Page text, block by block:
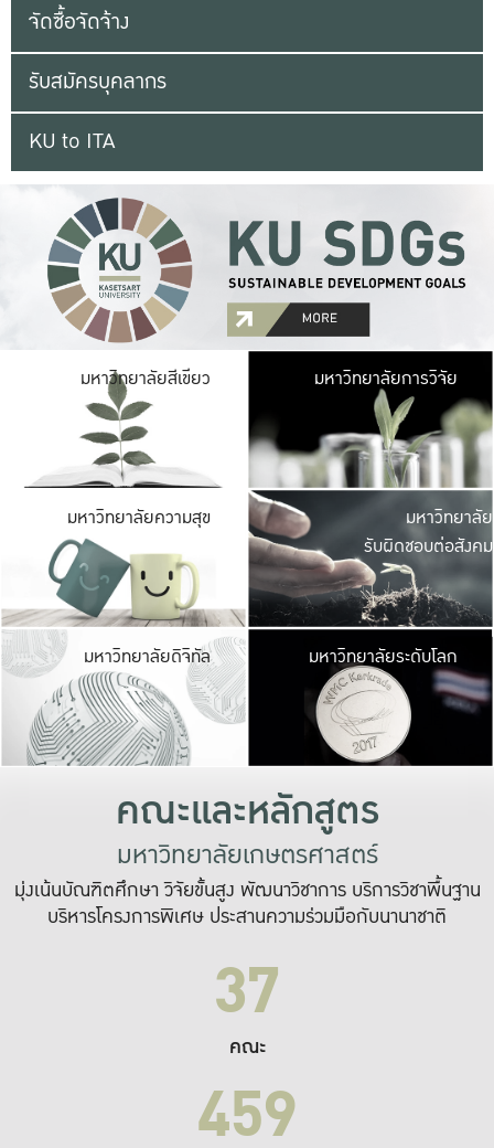
จัดซื้อจัดจ้าง
รับสมัครบุคลากร
KU to ITA
มหาวิทยาลัยสีเขียว มหาวิ
มีพื้นที่เขียวสดใส
เป็นป่าในเมือง เกษต
มหาวิทยาลัยการวิจัย
มหาวิทยาลัยความสุข มหาวิ
ค
เปิดประ
และพบเรื่องราวใ
มหาวิทยาลัย
รับผิดชอบต่อสังคม
มหาวิทยาลัยดิจิทัล มหาวิ
เปลี่ยนแปลง แล
เพื่อทำง
ระบบสารสนเทศ
มหาวิทยาลัยระดับโลก
คณะและหลักสูตร
มหาวิทยาลัยเกษตรศาสตร์
มุ่งเน้นบัณฑิตศึกษา วิจัยขั้นสูง พัฒนาวิชาการ บริการวิชาพื้นฐาน
บริหารโครงการพิเศษ ประสานความร่วมมือกับนานาชาติ
37
คณะ
459